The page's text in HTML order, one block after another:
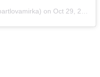
on Oct 29, 2019 at 12:34am PDT